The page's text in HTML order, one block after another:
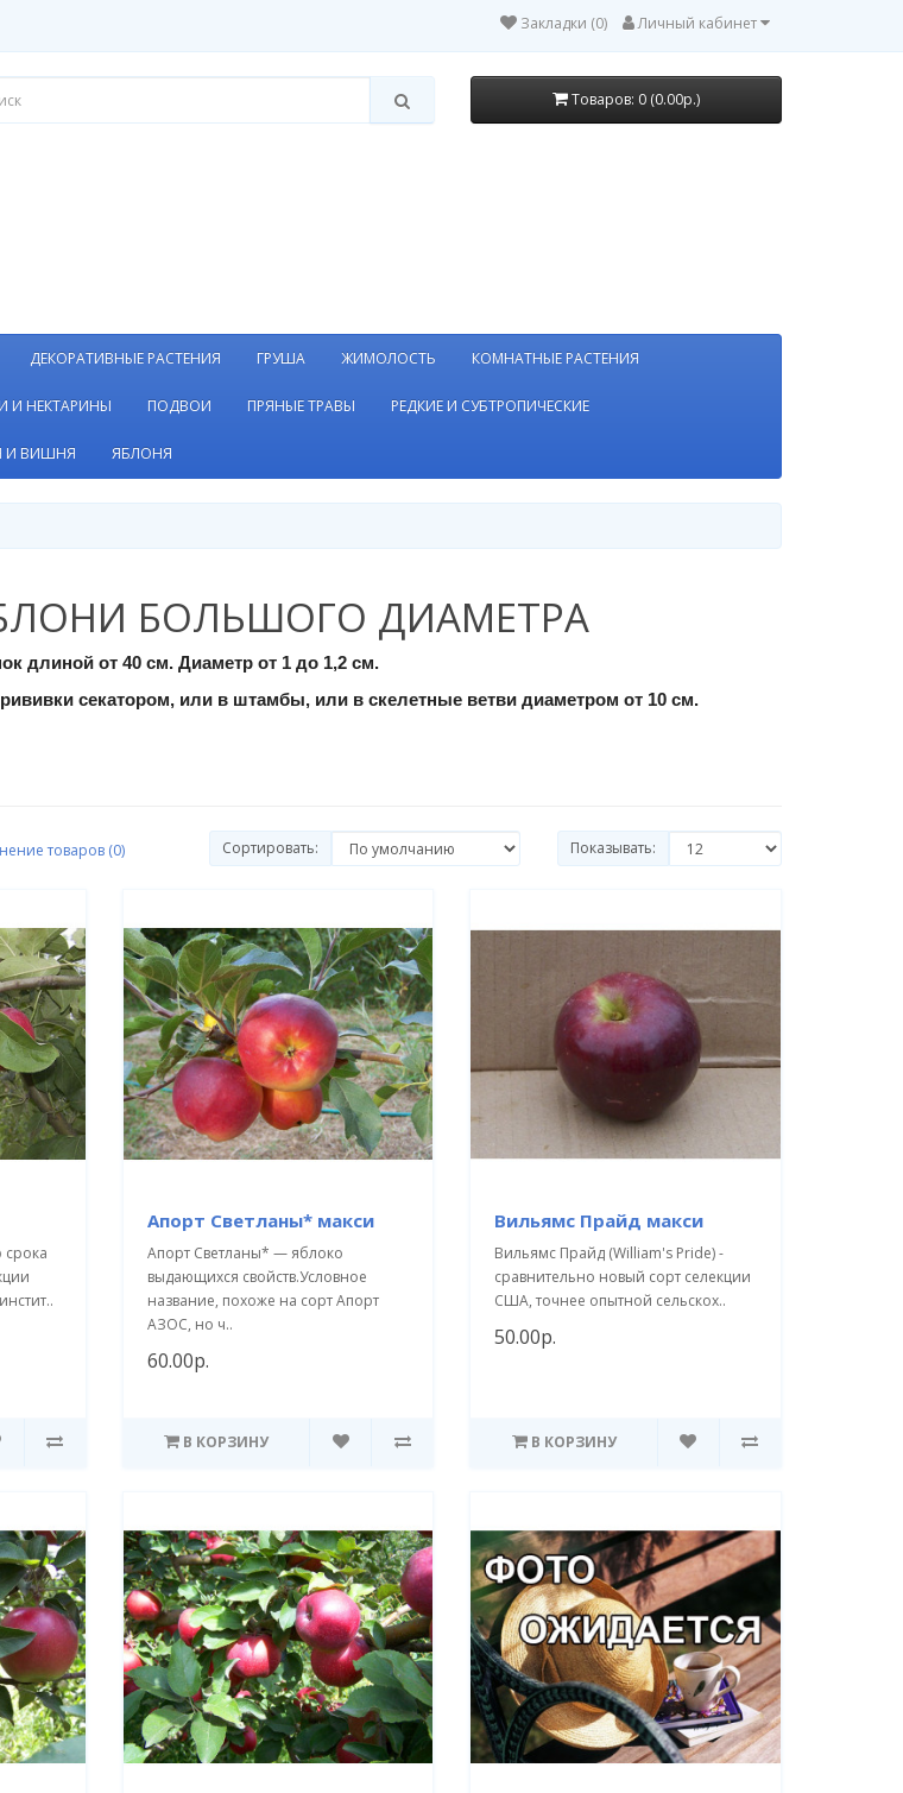
Закладки (0) Личный кабинет
Товаров: 0 (0.00р.)
ДЕКОРАТИВНЫЕ РАСТЕНИЯ ГРУША ЖИМОЛОСТЬ КОМНАТНЫЕ РАСТЕНИЯ
И НЕКТАРИНЫ ПОДВОИ ПРЯНЫЕ ТРАВЫ РЕДКИЕ И СУБТРОПИЧЕСКИЕ
И ВИШНЯ ЯБЛОНЯ
БОЛЬШОГО ДИАМЕТРА
длиной от 40 см. Диаметр от 1 до 1,2 см.
секатором, или в штамбы, или в скелетные ветви диаметром от 10 см.
товаров (0) Сортировать: Показывать:
срока
Апорт Светланы* макси
Апорт Светланы* — яблоко
выдающихся свойств.Условное
название, похоже на сорт Апорт
АЗОС, но ч..
60.00р.
В КОРЗИНУ
Вильямс Прайд макси
Вильямс Прайд (William's Pride) -
сравнительно новый сорт селекции
США, точнее опытной сельскох..
50.00р.
В КОРЗИНУ